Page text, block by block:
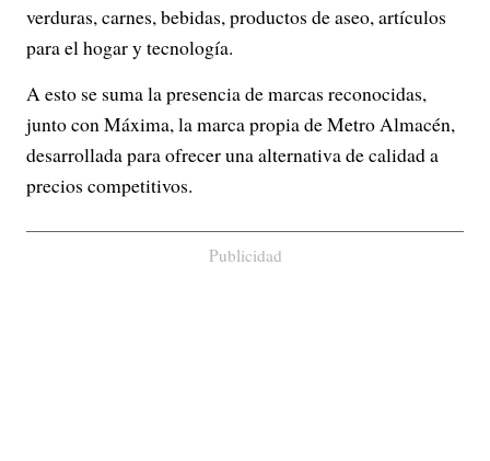
verduras, carnes, bebidas, productos de aseo, artículos
para el hogar y tecnología.
A esto se suma la presencia de marcas reconocidas,
junto con Máxima, la marca propia de Metro Almacén,
desarrollada para ofrecer una alternativa de calidad a
precios competitivos.
Publicidad